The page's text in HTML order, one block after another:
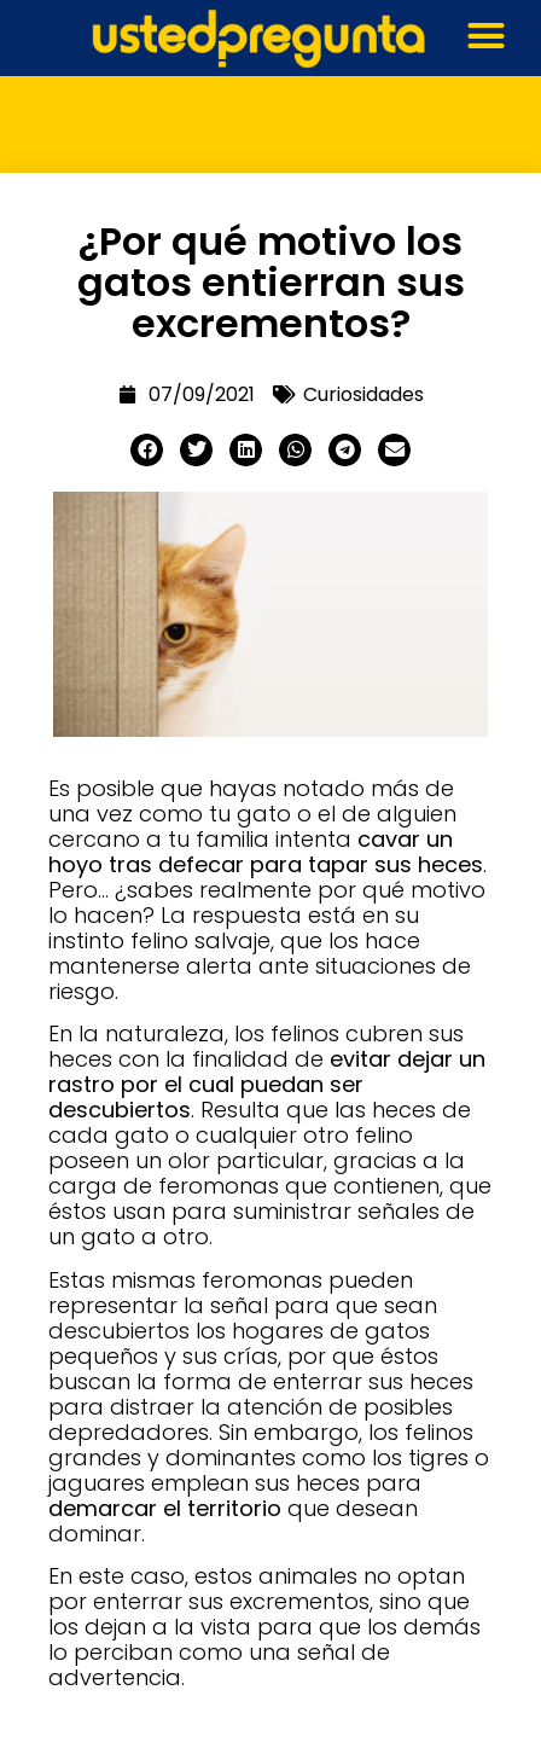
¿Por qué motivo los
gatos entierran sus
excrementos?
07/09/2021 Curiosidades
Es posible que hayas notado más de
una vez como tu gato o el de alguien
cercano a tu familia intenta cavar un
hoyo tras defecar para tapar sus heces.
Pero… ¿sabes realmente por qué motivo
lo hacen? La respuesta está en su
instinto felino salvaje, que los hace
mantenerse alerta ante situaciones de
riesgo.
En la naturaleza, los felinos cubren sus
heces con la finalidad de evitar dejar un
rastro por el cual puedan ser
descubiertos. Resulta que las heces de
cada gato o cualquier otro felino
poseen un olor particular, gracias a la
carga de feromonas que contienen, que
éstos usan para suministrar señales de
un gato a otro.
Estas mismas feromonas pueden
representar la señal para que sean
descubiertos los hogares de gatos
pequeños y sus crías, por que éstos
buscan la forma de enterrar sus heces
para distraer la atención de posibles
depredadores. Sin embargo, los felinos
grandes y dominantes como los tigres o
jaguares emplean sus heces para
demarcar el territorio que desean
dominar.
En este caso, estos animales no optan
por enterrar sus excrementos, sino que
los dejan a la vista para que los demás
lo perciban como una señal de
advertencia.